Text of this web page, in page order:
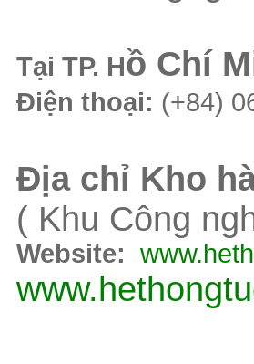
Tại TP. Hồ Chí
Điện thoại: (+84)
Địa chỉ Kho
( Khu Công
Website: